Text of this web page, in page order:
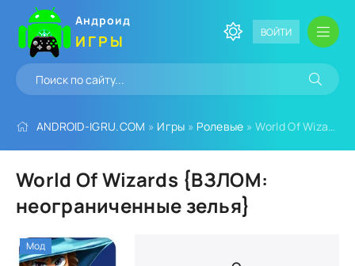
Андроид
ИГРЫ ВОЙТИ
ANDROID-IGRU.COM » Игры » Ролевые » World Of Wizards {ВЗЛОМ: неограниченные зелья}
World Of Wizards {ВЗЛОМ:
неограниченные зелья}
Мод